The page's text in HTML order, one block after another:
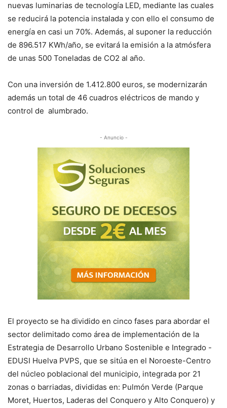
nuevas luminarias de tecnología LED, mediante las cuales
se reducirá la potencia instalada y con ello el consumo de
energía en casi un 70%. Además, al suponer la reducción
de 896.517 KWh/año, se evitará la emisión a la atmósfera
de unas 500 Toneladas de CO2 al año.
Con una inversión de 1.412.800 euros, se modernizarán
además un total de 46 cuadros eléctricos de mando y
control de alumbrado.
- Anuncio -
El proyecto se ha dividido en cinco fases para abordar el
sector delimitado como área de implementación de la
Estrategia de Desarrollo Urbano Sostenible e Integrado -
EDUSI Huelva PVPS, que se sitúa en el Noroeste-Centro
del núcleo poblacional del municipio, integrada por 21
zonas o barriadas, divididas en: Pulmón Verde (Parque
Moret, Huertos, Laderas del Conquero y Alto Conquero) y